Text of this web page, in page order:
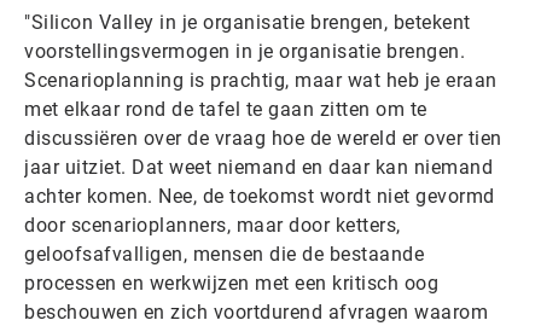
"Silicon Valley in je organisatie brengen, betekent
voorstellingsvermogen in je organisatie brengen.
Scenarioplanning is prachtig, maar wat heb je eraan
met elkaar rond de tafel te gaan zitten om te
discussiëren over de vraag hoe de wereld er over tien
jaar uitziet. Dat weet niemand en daar kan niemand
achter komen. Nee, de toekomst wordt niet gevormd
door scenarioplanners, maar door ketters,
geloofsafvalligen, mensen die de bestaande
processen en werkwijzen met een kritisch oog
beschouwen en zich voortdurend afvragen waarom